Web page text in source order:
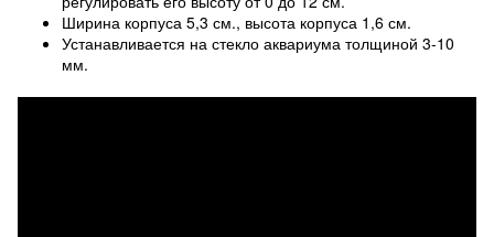
Ширина корпуса 5,3 см., высота корпуса 1,6 см.
Устанавливается на стекло аквариума толщиной 3-10
мм.